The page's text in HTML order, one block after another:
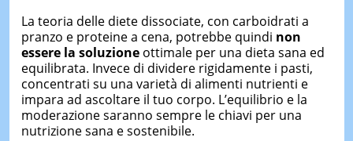
La teoria delle diete dissociate, con carboidrati a
pranzo e proteine a cena, potrebbe quindi non
essere la soluzioneottimale per una dieta sana ed
equilibrata. Invece di dividere rigidamente i pasti,
concentrati su una varietà di alimenti nutrienti e
impara ad ascoltare il tuo corpo. L’equilibrio e la
moderazione saranno sempre le chiavi per una
nutrizione sana e sostenibile.